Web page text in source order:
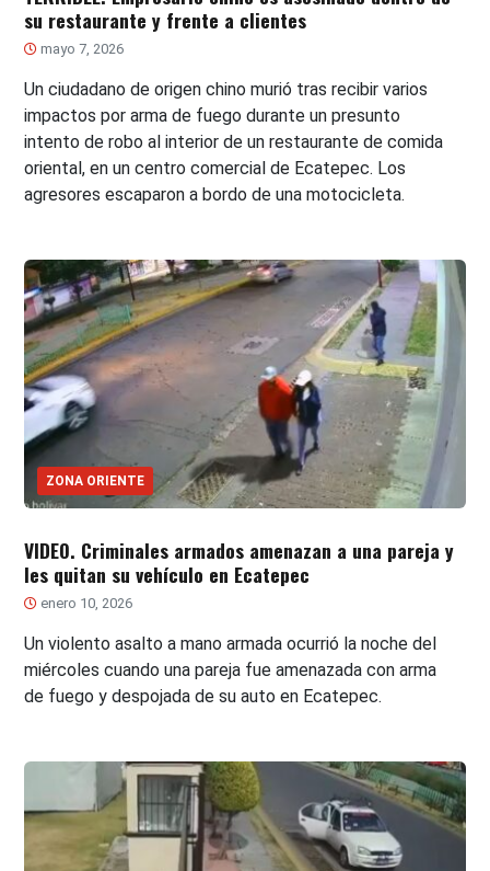
su restaurante y frente a clientes
mayo 7, 2026
Un ciudadano de origen chino murió tras recibir varios
impactos por arma de fuego durante un presunto
intento de robo al interior de un restaurante de comida
oriental, en un centro comercial de Ecatepec. Los
agresores escaparon a bordo de una motocicleta.
ZONA ORIENTE
VIDEO. Criminales armados amenazan a una pareja y
les quitan su vehículo en Ecatepec
enero 10, 2026
Un violento asalto a mano armada ocurrió la noche del
miércoles cuando una pareja fue amenazada con arma
de fuego y despojada de su auto en Ecatepec.